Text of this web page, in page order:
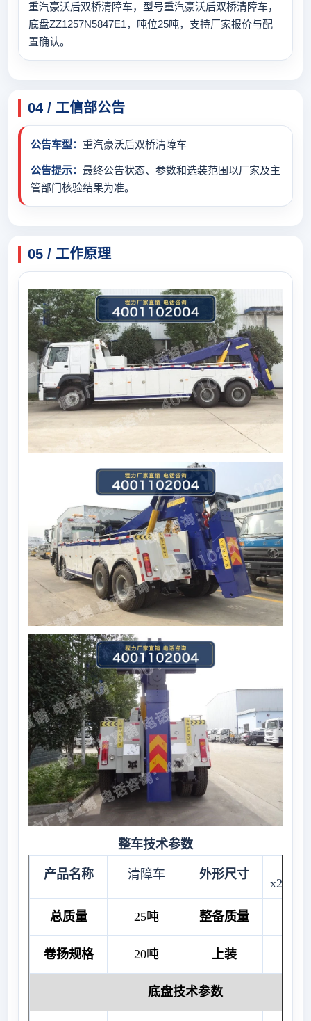
重汽豪沃后双桥清障车，型号重汽豪沃后双桥清障车，
底盘ZZ1257N5847E1，吨位25吨，支持厂家报价与配
置确认。
04 / 工信部公告
公告车型： 重汽豪沃后双桥清障车
公告提示： 最终公告状态、参数和选装范围以厂家及主
管部门核验结果为准。
05 / 工作原理
整车技术参数
产品名称 清障车 外形尺寸
总质量 25吨 整备质量
卷扬规格 20吨 上装
底盘技术参数